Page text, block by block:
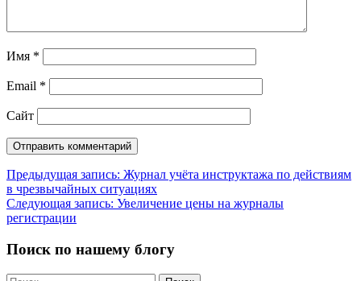
Имя *
Email *
Сайт
Навигация
по
записям
Предыдущая запись: Журнал учёта инструктажа по действиям
в чрезвычайных ситуациях
Следующая запись: Увеличение цены на журналы
регистрации
Поиск по нашему блогу